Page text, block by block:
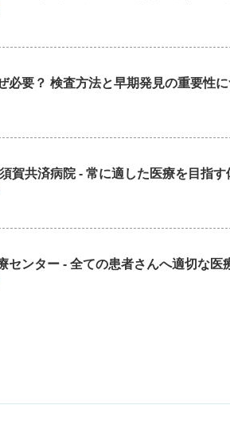
必要？ 検査方法と早期発見の重要性
賀共済病院 - 常に適した医療を目指
センター - 全ての患者さんへ適切な